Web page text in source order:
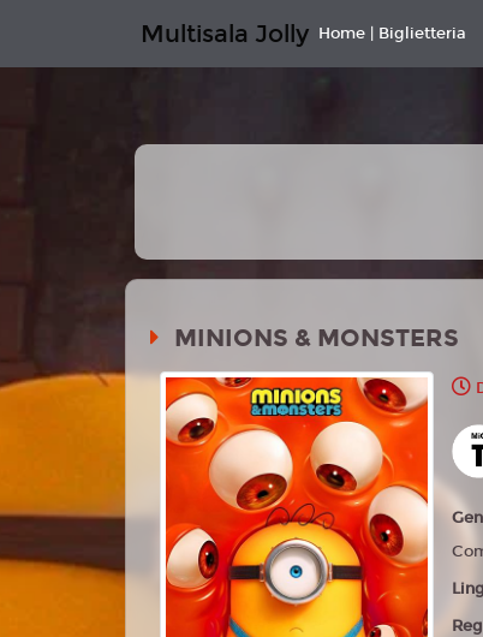
Multisala Jolly Home | Biglietteria
MINIONS & MONSTERS